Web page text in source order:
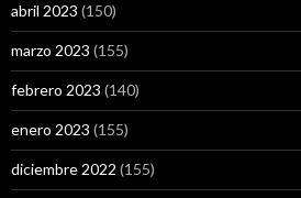
abril 2023 (150)
marzo 2023 (155)
febrero 2023 (140)
enero 2023 (155)
diciembre 2022 (155)